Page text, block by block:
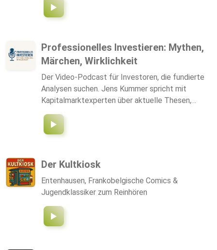
leidenschaftliche Football-Fans, die das bunte
Treiben in der NFL diskutieren, als säßen wir mit
Junkie, langjähriger Fan oder frisch im NFL-
Universum: Bei Couch Quarterback bist du
mittendrin statt nur dabei. Mach’s dir bequem –
die besten Takes entstehen nicht im Studio,
sondern auf der Couch. Mehr Info zu Couch
Quarterback: https://couchqb.de
Professionelles Investieren: Mythen,
Märchen, Wirklichkeit
Der Video-Podcast für Investoren, die fundierte
Analysen suchen. Jens Kummer spricht mit
Kapitalmarktexperten über aktuelle Thesen,
beleuchtet Fakten und trennt Märchen von
Wirklichkeit.
Der Kultkiosk
Entenhausen, Frankobelgische Comics &
Jugendklassiker zum Reinhören